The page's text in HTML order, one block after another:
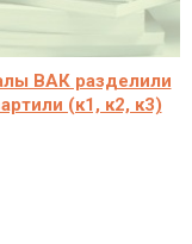
ВАК разделили
(к1, к2, к3)